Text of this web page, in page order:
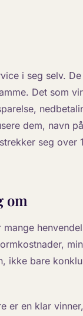
i seg selv.
Det som
dem, navn
seg over
om
ikke bare
er en klar